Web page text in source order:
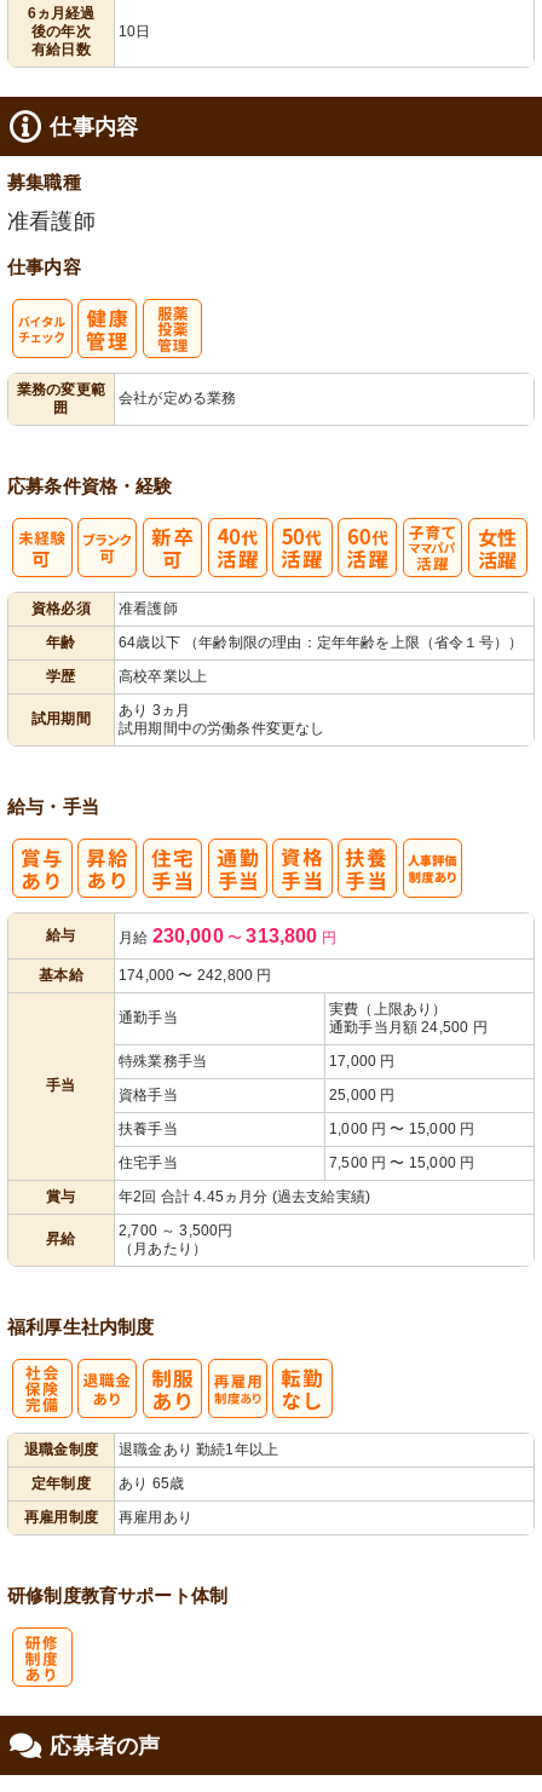
6ヵ月経過
後の年次
有給日数
10日
仕事内容
募集職種
准看護師
仕事内容
業務の変更範
囲
会社が定める業務
応募条件資格・経験
資格必須
准看護師
年齢
64歳以下 （年齢制限の理由：定年年齢を上限（省令１号））
学歴
高校卒業以上
試用期間
あり 3ヵ月
試用期間中の労働条件変更なし
給与・手当
給与 月給 230,000 〜 313,800 円
基本給 174,000 〜 242,800 円
手当
通勤手当
実費（上限あり）
通勤手当月額 24,500 円
特殊業務手当
17,000 円
資格手当
25,000 円
扶養手当
1,000 円 〜 15,000 円
住宅手当
7,500 円 〜 15,000 円
賞与
年2回 合計 4.45ヵ月分 (過去支給実績)
昇給
2,700 ～ 3,500円
（月あたり）
福利厚生社内制度
退職金制度
退職金あり 勤続1年以上
定年制度
あり 65歳
再雇用制度
再雇用あり
研修制度教育サポート体制
応募者の声